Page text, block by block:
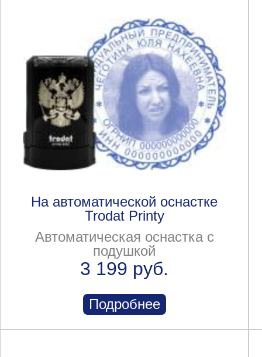
На автоматической оснастке
Trodat Printy
Автоматическая оснастка с
подушкой
3 199 руб.
Подробнее